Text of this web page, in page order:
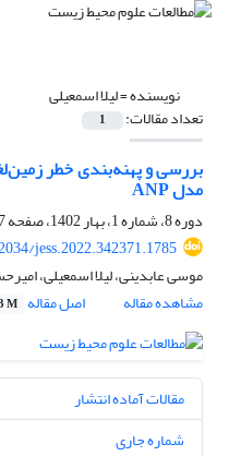
نویسنده =لیلا اسمعیلی
تعداد مقالات: 1
بررسی و پهنه‌بندی خطر
مدل ANP
دوره 8، شماره 1، بهار 1402، صفحه
jess.2022.342371.1785
موسی عابدینی، لیلا اسمعیلی،
مشاهده مقاله
اصل مقاله M
مقالات آماده انتشار
شماره جاری